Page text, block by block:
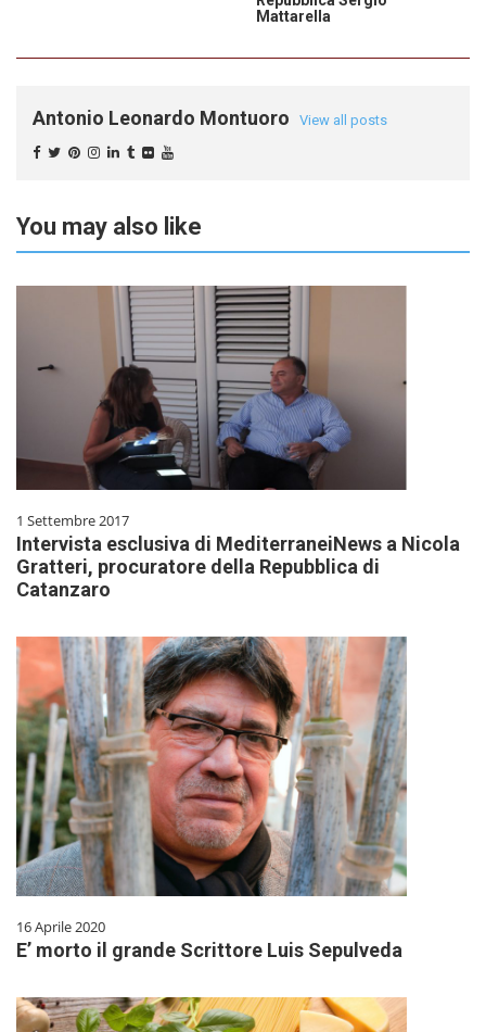
Mattarella
Antonio Leonardo Montuoro View all posts
You may also like
1 Settembre 2017
Intervista esclusiva di MediterraneiNews a Nicola
Gratteri, procuratore della Repubblica di
Catanzaro
16 Aprile 2020
E’ morto il grande Scrittore Luis Sepulveda